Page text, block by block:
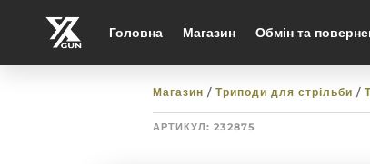
Головна Магазин Обмін та
Магазин / Триподи для стрільби /
АРТИКУЛ: 232875